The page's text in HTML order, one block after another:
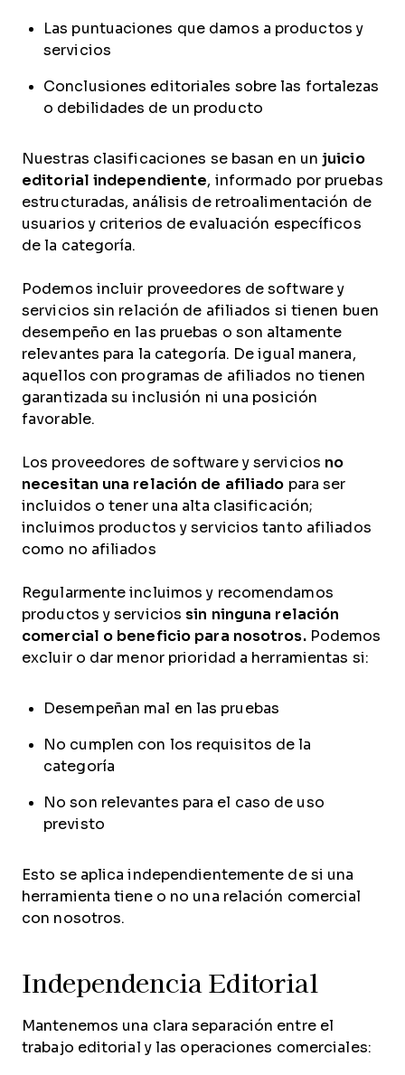
Las puntuaciones que damos a productos y
servicios
Conclusiones editoriales sobre las fortalezas
o debilidades de un producto
Nuestras clasificaciones se basan en un juicio
editorial independiente, informado por pruebas
estructuradas, análisis de retroalimentación de
usuarios y criterios de evaluación específicos
de la categoría.
Podemos incluir proveedores de software y
servicios sin relación de afiliados si tienen buen
desempeño en las pruebas o son altamente
relevantes para la categoría. De igual manera,
aquellos con programas de afiliados no tienen
garantizada su inclusión ni una posición
favorable.
Los proveedores de software y servicios no
necesitan una relación de afiliado para ser
incluidos o tener una alta clasificación;
incluimos productos y servicios tanto afiliados
como no afiliados
Regularmente incluimos y recomendamos
productos y servicios sin ninguna relación
comercial o beneficio para nosotros. Podemos
excluir o dar menor prioridad a herramientas si:
Desempeñan mal en las pruebas
No cumplen con los requisitos de la
categoría
No son relevantes para el caso de uso
previsto
Esto se aplica independientemente de si una
herramienta tiene o no una relación comercial
con nosotros.
Independencia Editorial
Mantenemos una clara separación entre el
trabajo editorial y las operaciones comerciales: